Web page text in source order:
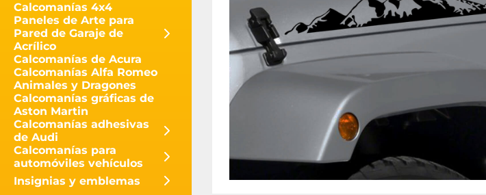
Calcomanías 4x4
Paneles de Arte para
Pared de Garaje de
Acrílico
Calcomanías de Acura
Calcomanías Alfa Romeo
Animales y Dragones
Calcomanías gráficas de
Aston Martin
Calcomanías adhesivas
de Audi
Calcomanías para
automóviles vehículos
Insignias y emblemas